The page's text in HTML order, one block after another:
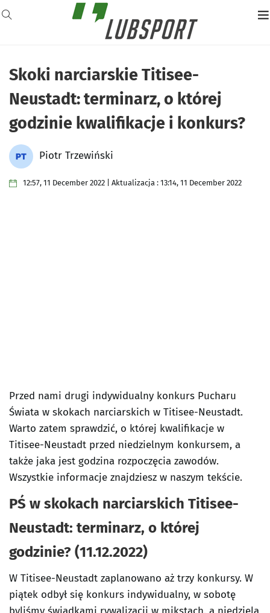
Skoki narciarskie Titisee-
Neustadt: terminarz, o której
godzinie kwalifikacje i konkurs?
Piotr Trzewiński
12:57, 11 December 2022 | Aktualizacja : 13:14, 11 December 2022
Przed nami drugi indywidualny konkurs Pucharu
Świata w skokach narciarskich w Titisee-Neustadt.
Warto zatem sprawdzić, o której kwalifikacje w
Titisee-Neustadt przed niedzielnym konkursem, a
także jaka jest godzina rozpoczęcia zawodów.
Wszystkie informacje znajdziesz w naszym tekście.
PŚ w skokach narciarskich Titisee-
Neustadt: terminarz, o której
godzinie? (11.12.2022)
W Titisee-Neustadt zaplanowano aż trzy konkursy. W
piątek odbył się konkurs indywidualny, w sobotę